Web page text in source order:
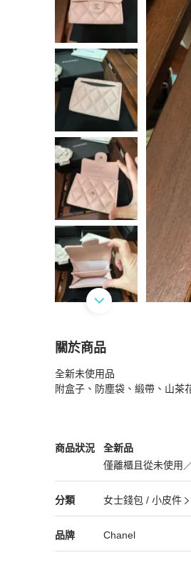
關於商品
關於Chanel 經典款 櫻花粉
全新未使用品
附盒子、防塵袋、緞帶、山茶
商品狀況
Chanel女士錢包 / 小皮件
全新品
僅離櫃且從未使用
全新品
分類
Chanel 女士錢包 / 小皮件分類
女士錢包 / 小皮件
女士錢包 / 小皮件/
品牌
Chanel 精品女士錢包 / 小皮件
Chanel
Chanel 推薦清單